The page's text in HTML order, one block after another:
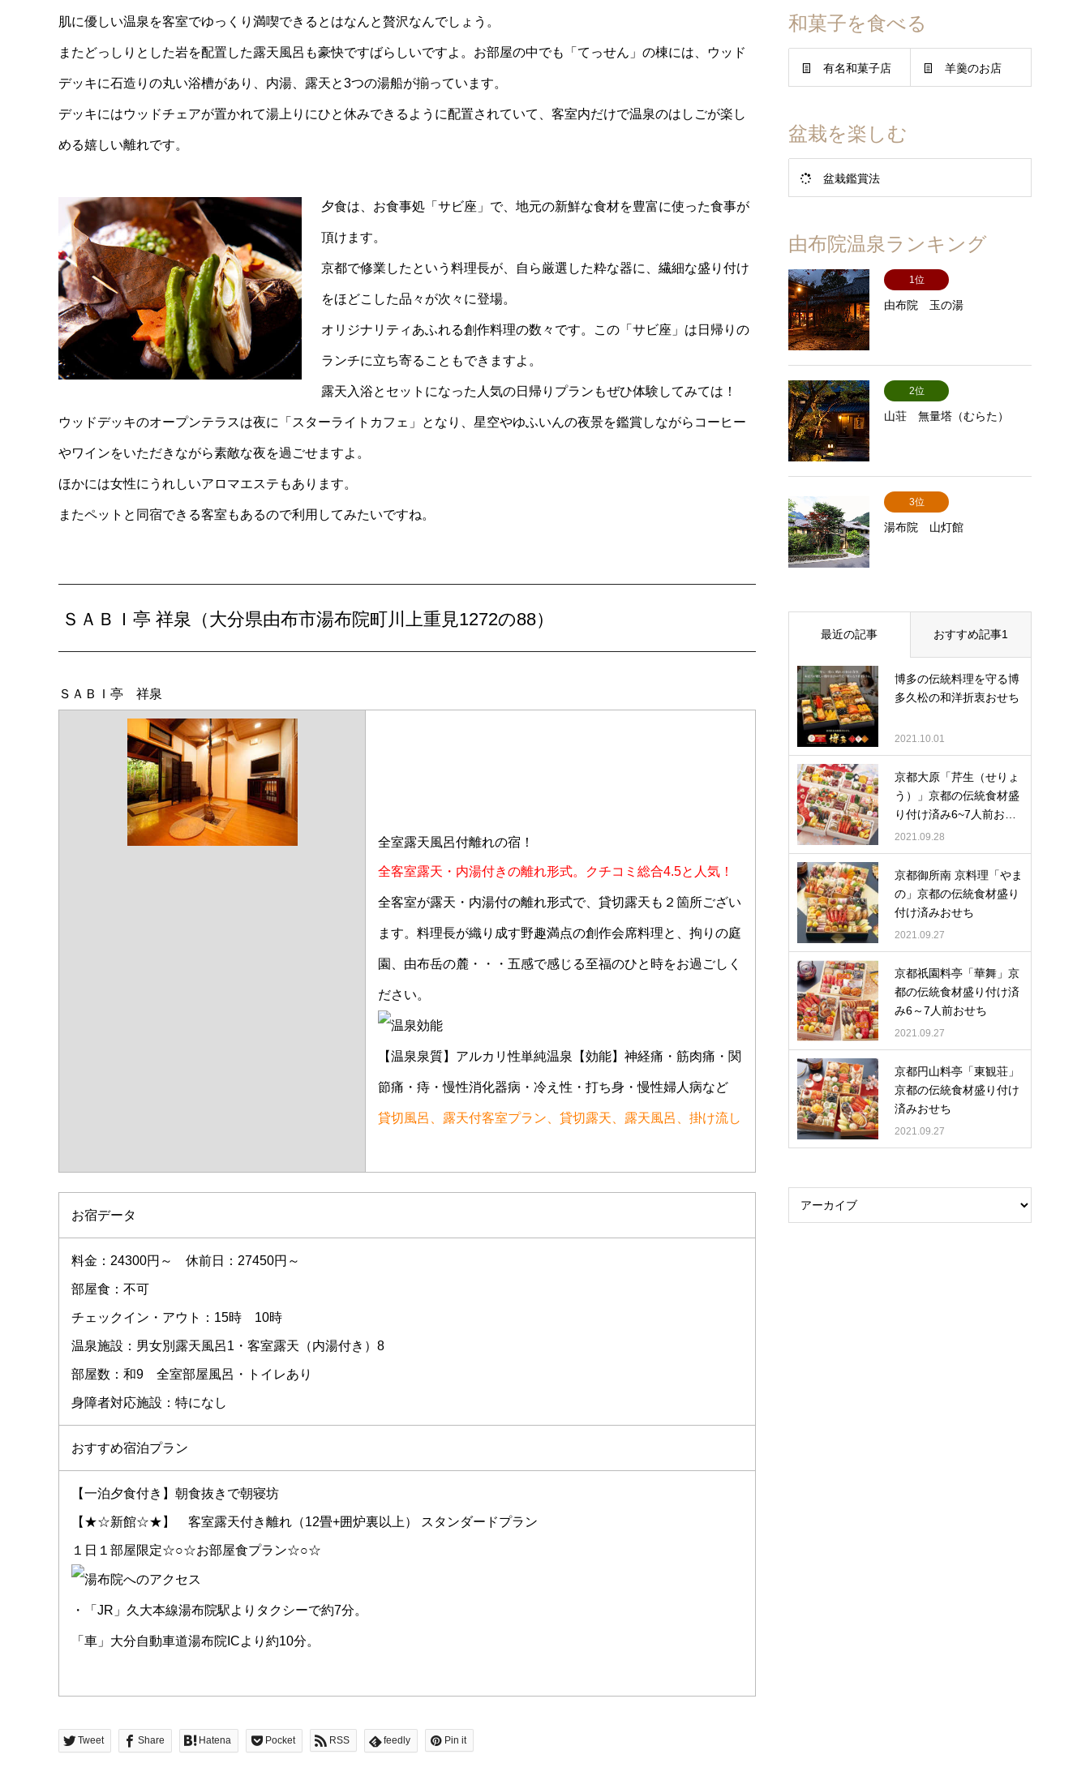
肌に優しい温泉を客室でゆっくり満喫できるとはなんと贅沢なんでしょう。
またどっしりとした岩を配置した露天風呂も豪快ですばらしいですよ。お部屋の中でも「てっせん」の棟には、ウッド
デッキに石造りの丸い浴槽があり、内湯、露天と3つの湯船が揃っています。
デッキにはウッドチェアが置かれて湯上りにひと休みできるように配置されていて、客室内だけで温泉のはしごが楽し
める嬉しい離れです。
夕食は、お食事処「サビ座」で、地元の新鮮な食材を豊富に使った食事が
頂けます。
京都で修業したという料理長が、自ら厳選した粋な器に、繊細な盛り付け
をほどこした品々が次々に登場。
オリジナリティあふれる創作料理の数々です。この「サビ座」は日帰りの
ランチに立ち寄ることもできますよ。
露天入浴とセットになった人気の日帰りプランもぜひ体験してみては！
ウッドデッキのオープンテラスは夜に「スターライトカフェ」となり、星空やゆふいんの夜景を鑑賞しながらコーヒー
やワインをいただきながら素敵な夜を過ごせますよ。
ほかには女性にうれしいアロマエステもあります。
またペットと同宿できる客室もあるので利用してみたいですね。
ＳＡＢＩ亭 祥泉（大分県由布市湯布院町川上重見1272の88）
ＳＡＢＩ亭 祥泉
全室露天風呂付離れの宿！
全客室露天・内湯付きの離れ形式。クチコミ総合4.5と人気！
全客室が露天・内湯付の離れ形式で、貸切露天も２箇所ござい
ます。料理長が織り成す野趣満点の創作会席料理と、拘りの庭
園、由布岳の麓・・・五感で感じる至福のひと時をお過ごしく
ださい。
【温泉泉質】アルカリ性単純温泉【効能】神経痛・筋肉痛・関
節痛・痔・慢性消化器病・冷え性・打ち身・慢性婦人病など
貸切風呂、露天付客室プラン、貸切露天、露天風呂、掛け流し
お宿データ
料金：24300円～ 休前日：27450円～
部屋食：不可
チェックイン・アウト：15時 10時
温泉施設：男女別露天風呂1・客室露天（内湯付き）8
部屋数：和9 全室部屋風呂・トイレあり
身障者対応施設：特になし
おすすめ宿泊プラン
【一泊夕食付き】朝食抜きで朝寝坊
【★☆新館☆★】 客室露天付き離れ（12畳+囲炉裏以上） スタンダードプラン
１日１部屋限定☆○☆お部屋食プラン☆○☆
・「JR」久大本線湯布院駅よりタクシーで約7分。
「車」大分自動車道湯布院ICより約10分。
Tweet Share Hatena Pocket RSS feedly Pin it
和菓子を食べる
有名和菓子店 羊羹のお店
盆栽を楽しむ
盆栽鑑賞法
由布院温泉ランキング
1位
由布院 玉の湯
2位
山荘 無量塔（むらた）
3位
湯布院 山灯館
最近の記事 おすすめ記事1
博多の伝統料理を守る博
多久松の和洋折衷おせち
2021.10.01
京都大原「芹生（せりょ
う）」京都の伝統食材盛
り付け済み6~7人前お…
2021.09.28
京都御所南 京料理「やま
の」京都の伝統食材盛り
付け済みおせち
2021.09.27
京都祇園料亭「華舞」京
都の伝統食材盛り付け済
み6～7人前おせち
2021.09.27
京都円山料亭「東観荘」
京都の伝統食材盛り付け
済みおせち
2021.09.27